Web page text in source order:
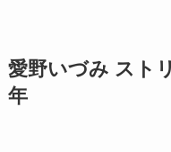
愛野いづみ スト
年